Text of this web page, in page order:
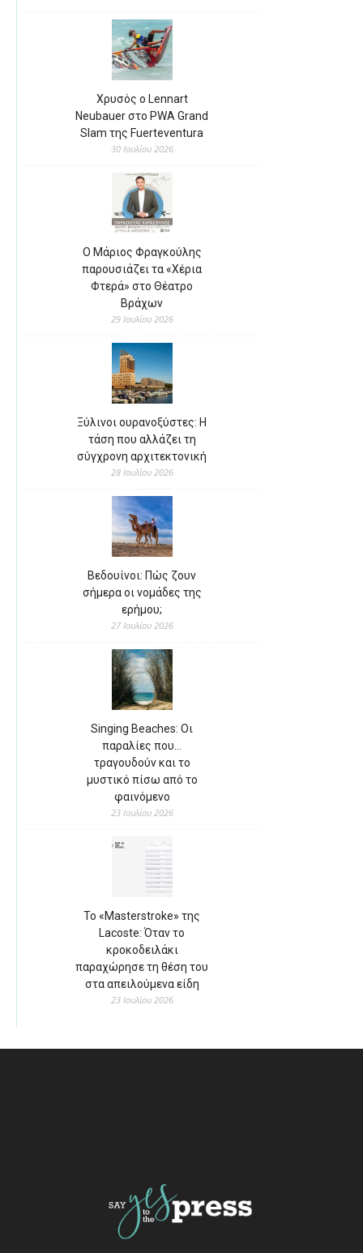
Χρυσός ο Lennart
Neubauer στο PWA Grand
Slam της Fuerteventura
30 Ιουλίου 2026
Ο Μάριος Φραγκούλης
παρουσιάζει τα «Χέρια
Φτερά» στο Θέατρο
Βράχων
29 Ιουλίου 2026
Ξύλινοι ουρανοξύστες: Η
τάση που αλλάζει τη
σύγχρονη αρχιτεκτονική
28 Ιουλίου 2026
Βεδουίνοι: Πώς ζουν
σήμερα οι νομάδες της
ερήμου;
27 Ιουλίου 2026
Singing Beaches: Οι
παραλίες που…
τραγουδούν και το
μυστικό πίσω από το
φαινόμενο
23 Ιουλίου 2026
Το «Masterstroke» της
Lacoste: Όταν το
κροκοδειλάκι
παραχώρησε τη θέση του
στα απειλούμενα είδη
23 Ιουλίου 2026